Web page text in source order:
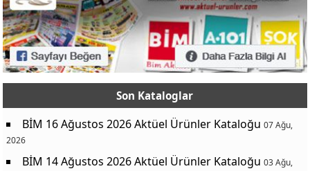
Son Kataloglar
BİM 16 Ağustos 2026 Aktüel Ürünler Kataloğu 07 Ağu,
2026
BİM 14 Ağustos 2026 Aktüel Ürünler Kataloğu 03 Ağu,